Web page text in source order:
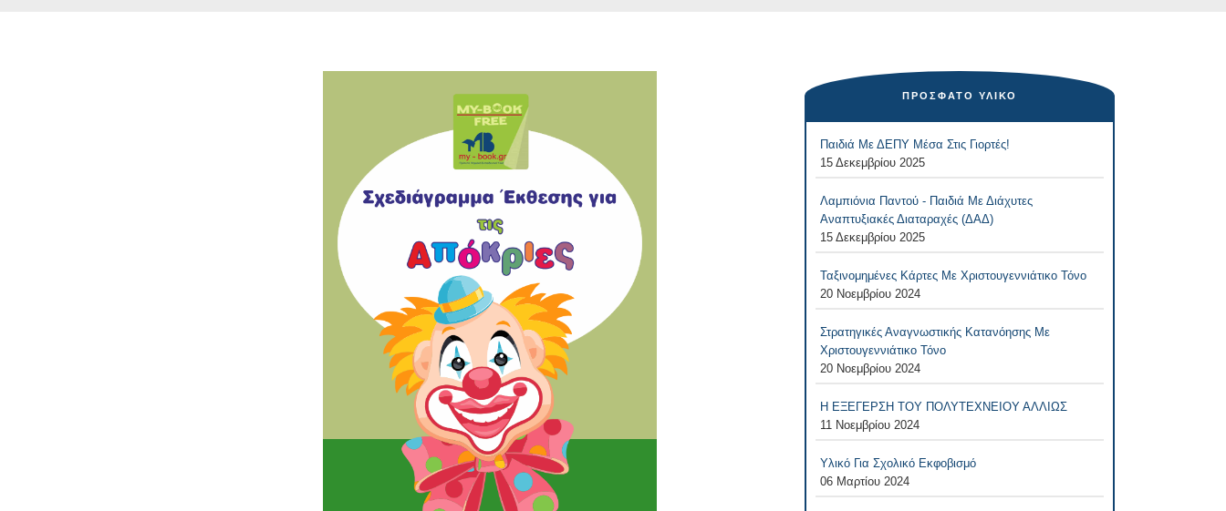
ΠΡΌΣΦΑΤΟ ΥΛΙΚΌ
Παιδιά Με ΔΕΠΥ Μέσα Στις Γιορτές!
15 Δεκεμβρίου 2025
Λαμπιόνια Παντού - Παιδιά Με Διάχυτες
Αναπτυξιακές Διαταραχές (ΔΑΔ)
15 Δεκεμβρίου 2025
Ταξινομημένες Κάρτες Με Χριστουγεννιάτικο Τόνο
20 Νοεμβρίου 2024
Στρατηγικές Αναγνωστικής Κατανόησης Με
Χριστουγεννιάτικο Τόνο
20 Νοεμβρίου 2024
Η ΕΞΕΓΕΡΣΗ ΤΟΥ ΠΟΛΥΤΕΧΝΕΙΟΥ ΑΛΛΙΩΣ
11 Νοεμβρίου 2024
Υλικό Για Σχολικό Εκφοβισμό
06 Μαρτίου 2024